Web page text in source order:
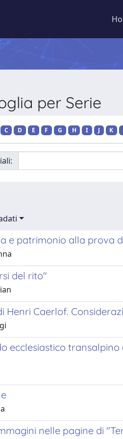
per Serie
C D E F G H I J K
e patrimonio alla prova
del rito"
Henri Caerlof.
ecclesiastico
nelle pagine di